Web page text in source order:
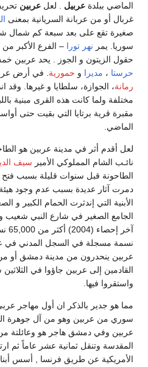
الماضي ببلدة عربيل . لعل عربين
غربال أو من عربانة السريانية بمعنى
صغيرة تقع على بعد سبعة كم شمال
سوريا. يمر نهر تورا – الفرع الأكبر من
حقول الزيتون و الجوز . يحد عربين
حرستا ، مديرا و حمورية . في أرض
رمانة، الجوازة، سلطايا و غيرها.
مختلفة ولما كانت هذه القرى مبنية
مقبرة قرية برتايا التي بقيت حتى
الماضي.
لعل أقدم أثر في مدينة عربين هو
نائـب الشام المملوكي الأمير سيف
الطاحونة قبل سنوات قليلة بسبب
دمرت آثار عديدة بسبب عدم وجود هيئة
الأبنية التي إندثرت الحمام الكبير و
الجامع الصغير في شارع النبي
نسمة مسجلة في السجل المدني في
عربين ينحدرون من مدينة دمشق أو
القادمين إلى عربين جاؤوا في
واستقروا فيها.
مما هو جدير بالذكر ان أول مهاجر
سوري من عربين وهو من آل جوهرة
عربين وفي دمشق هاجر هو وعائلتة
المقدسة وتنقل ثمانية عشر عاماً ثم
الأمريكية عن طريق فرنسا , أسس